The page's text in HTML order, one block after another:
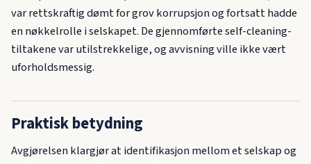
var rettskraftig dømt for grov korrupsjon og fortsatt hadde
en nøkkelrolle i selskapet. De gjennomførte self-cleaning-
tiltakene var utilstrekkelige, og avvisning ville ikke vært
uforholdsmessig.
Praktisk betydning
Avgjørelsen klargjør at identifikasjon mellom et selskap og